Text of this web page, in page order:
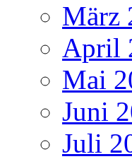
März
April
Mai
Juni
Juli